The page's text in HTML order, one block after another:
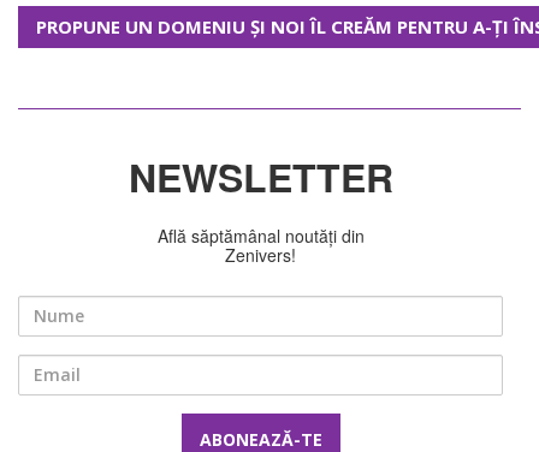
PROPUNE UN DOMENIU ȘI NOI ÎL CREĂM PENTRU A-ȚI
NEWSLETTER
Află săptămânal noutăți din
Zenivers!